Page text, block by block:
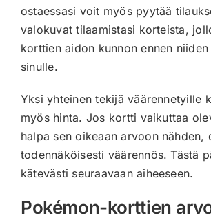
ostaessasi voit myös pyytää
valokuvat tilaamistasi korteista,
korttien aidon kunnon ennen niiden
sinulle.
Yksi yhteinen tekijä väärennetyille
myös hinta. Jos kortti vaikuttaa
halpa sen oikeaan arvoon nähden,
todennäköisesti väärennös. Tästä
kätevästi seuraavaan aiheeseen.
Pokémon-korttien